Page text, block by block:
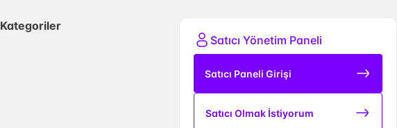
Kategoriler
Satıcı Yönetim Paneli
Satıcı Paneli Girişi
Satıcı Olmak İstiyorum